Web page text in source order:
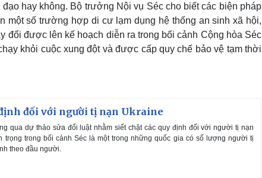
hay không. Bộ trưởng Nội vụ Séc cho biết các biện pháp
một số trường hợp di cư lạm dụng hệ thống an sinh xã hội,
đổi được lên kế hoạch diễn ra trong bối cảnh Cộng hòa Séc
khỏi cuộc xung đột và được cấp quy chế bảo vệ tạm thời
đối với người tị nạn Ukraine
qua dự thảo sửa đổi luật nhằm siết chặt các quy định đối với người tị nạn
trọng trong bối cảnh Séc là một trong những quốc gia có số lượng người tị
theo đầu người.